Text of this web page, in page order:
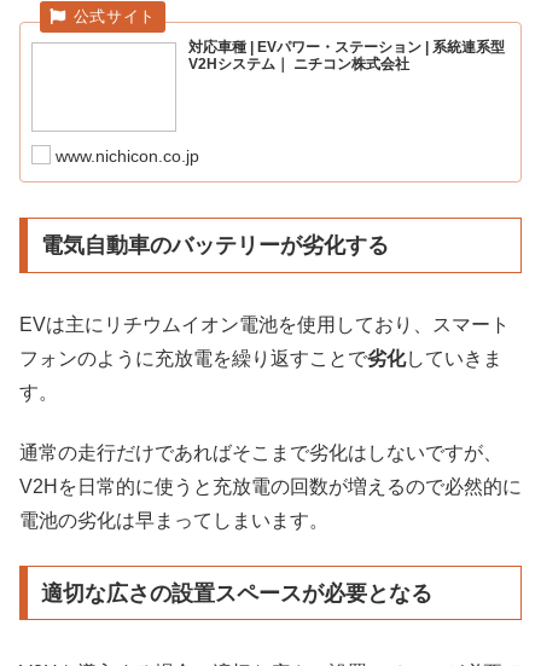
対応車種 | EVパワー・ステーション | 系統連系型
V2Hシステム｜ ニチコン株式会社
www.nichicon.co.jp
電気自動車のバッテリーが劣化する
EVは主にリチウムイオン電池を使用しており、スマート
フォンのように充放電を繰り返すことで劣化していきま
す。
通常の走行だけであればそこまで劣化はしないですが、
V2Hを日常的に使うと充放電の回数が増えるので必然的に
電池の劣化は早まってしまいます。
適切な広さの設置スペースが必要となる